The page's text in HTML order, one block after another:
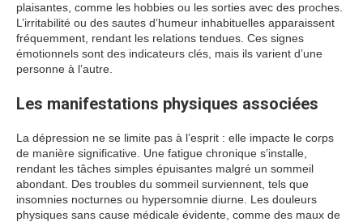
plaisantes, comme les hobbies ou les sorties avec des proches.
L’irritabilité ou des sautes d’humeur inhabituelles apparaissent
fréquemment, rendant les relations tendues. Ces signes
émotionnels sont des indicateurs clés, mais ils varient d’une
personne à l’autre.
Les manifestations physiques associées
La dépression ne se limite pas à l’esprit : elle impacte le corps
de manière significative. Une fatigue chronique s’installe,
rendant les tâches simples épuisantes malgré un sommeil
abondant. Des troubles du sommeil surviennent, tels que
insomnies nocturnes ou hypersomnie diurne. Les douleurs
physiques sans cause médicale évidente, comme des maux de